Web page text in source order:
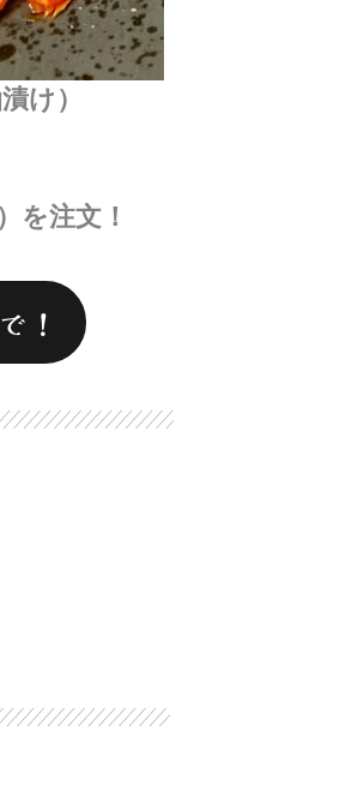
け）
を注文！
！